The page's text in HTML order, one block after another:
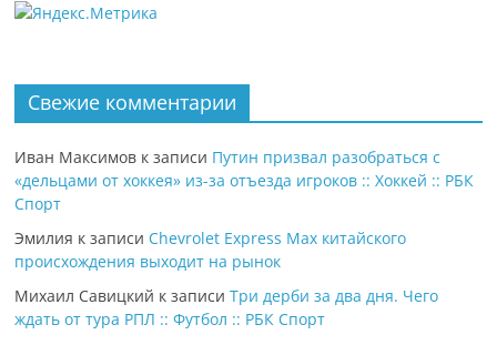
Свежие комментарии
Иван Максимов к записи Путин призвал разобраться с
«дельцами от хоккея» из-за отъезда игроков :: Хоккей :: РБК
Спорт
Эмилия к записи Chevrolet Express Max китайского
происхождения выходит на рынок
Михаил Савицкий к записиТри дерби за два дня. Чего
ждать от тура РПЛ :: Футбол :: РБК Спорт